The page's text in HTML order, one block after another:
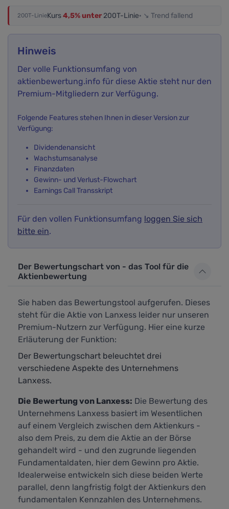
200T-LinieKurs4,5% unter200T-Linie· ↘ Trend fallend
Hinweis
Der volle Funktionsumfang von
aktienbewertung.info für diese Aktie steht nur den
Premium-Mitgliedern zur Verfügung.
Folgende Features stehen Ihnen in dieser Version zur
Verfügung:
Dividendenansicht
Wachstumsanalyse
Finanzdaten
Gewinn- und Verlust-Flowchart
Earnings Call Transskript
Für den vollen Funktionsumfang loggen Sie sich
bitte ein.
Der Bewertungschart von - das Tool für die
Aktienbewertung
Sie haben das Bewertungstool aufgerufen. Dieses
steht für die Aktie von Lanxess leider nur unseren
Premium-Nutzern zur Verfügung. Hier eine kurze
Erläuterung der Funktion:
Der Bewertungschart beleuchtet drei
verschiedene Aspekte des Unternehmens
Lanxess.
Die Bewertung von Lanxess: Die Bewertung des
Unternehmens Lanxess basiert im Wesentlichen
auf einem Vergleich zwischen dem Aktienkurs -
also dem Preis, zu dem die Aktie an der Börse
gehandelt wird - und den zugrunde liegenden
Fundamentaldaten, hier dem Gewinn pro Aktie.
Idealerweise entwickeln sich diese beiden Werte
parallel, denn langfristig folgt der Aktienkurs den
fundamentalen Kennzahlen des Unternehmens.